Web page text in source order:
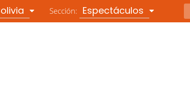
Sección: Espectáculos